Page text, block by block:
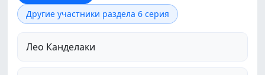
Другие участники раздела 6 серия
Лео Канделаки